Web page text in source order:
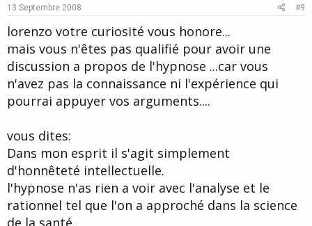
e
13 Septembre 2008 #9
lorenzo votre curiosité vous honore...
mais vous n'êtes pas qualifié pour avoir une
discussion a propos de l'hypnose ...car vous
n'avez pas la connaissance ni l'expérience qui
pourrai appuyer vos arguments....
vous dites:
Dans mon esprit il s'agit simplement
d'honnêteté intellectuelle.
l'hypnose n'as rien a voir avec l'analyse et le
rationnel tel que l'on a approché dans la science